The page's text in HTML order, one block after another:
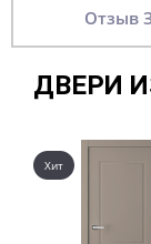
Отзыв
ДВЕРИ
Хит